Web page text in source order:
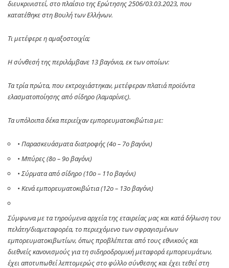
διευκρινιστεί, στο πλαίσιο της Ερώτησης 2506/03.03.2023, που
κατατέθηκε στη Βουλή των Ελλήνων.
Τι μετέφερε η αμαξοστοιχία;
Η σύνθεσή της περιλάμβανε 13 βαγόνια, εκ των οποίων:
Τα τρία πρώτα, που εκτροχιάστηκαν, μετέφεραν πλατιά προϊόντα
ελασματοποίησης από σίδηρο (λαμαρίνες).
Τα υπόλοιπα δέκα περιείχαν εμπορευματοκιβώτια με:
• Παρασκευάσματα διατροφής (4ο – 7ο βαγόνι)
• Μπύρες (8ο – 9ο βαγόνι)
• Σύρματα από σίδηρο (10ο – 11ο βαγόνι)
• Κενά εμπορευματοκιβώτια (12ο – 13ο βαγόνι)
Σύμφωνα με τα τηρούμενα αρχεία της εταιρείας μας και κατά δήλωση του
πελάτη/διαμεταφορέα, το περιεχόμενο των σφραγισμένων
εμπορευματοκιβωτίων, όπως προβλέπεται από τους εθνικούς και
διεθνείς κανονισμούς για τη σιδηροδρομική μεταφορά εμπορευμάτων,
έχει αποτυπωθεί λεπτομερώς στο φύλλο σύνθεσης και έχει τεθεί στη